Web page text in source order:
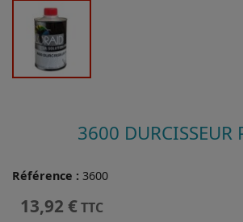
3600 DURCISSEUR
Référence : 3600
13,92 €TTC